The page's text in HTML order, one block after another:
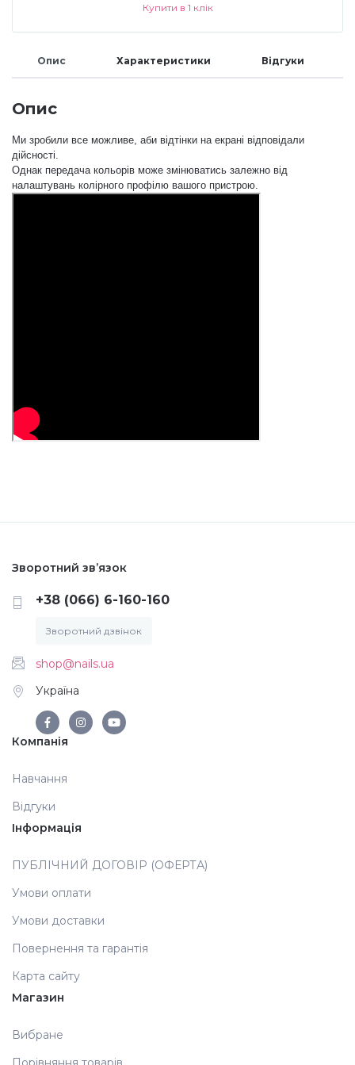
Аксесуари
Купити в 1 клік
Опис Характеристики Відгуки
Опис
Ми зробили все можливе, аби відтінки на екрані відповідали
дійсності.
Однак передача кольорів може змінюватись залежно від
налаштувань колірного профілю вашого пристрою.
Зворотний зв’язок
+38 (066) 6-160-160
Зворотний дзвінок
shop@nails.ua
Україна
Компанія
Навчання
Відгуки
Інформація
ПУБЛІЧНИЙ ДОГОВІР (ОФЕРТА)
Умови оплати
Умови доставки
Повернення та гарантія
Карта сайту
Магазин
Вибране